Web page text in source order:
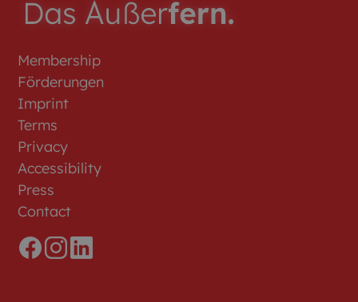
Membership
Förderungen
Imprint
Terms
Privacy
Accessibility
Press
Contact